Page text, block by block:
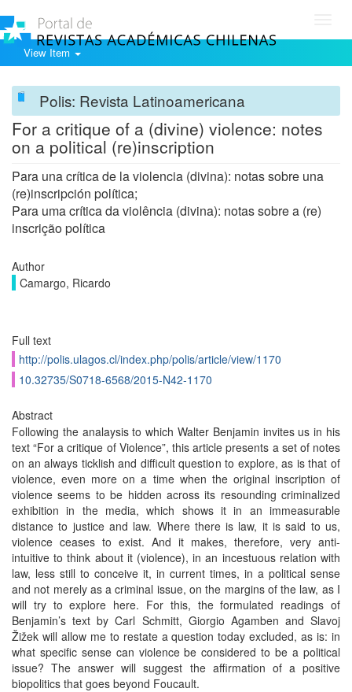
View Item
Polis: Revista Latinoamericana
For a critique of a (divine) violence: notes
on a political (re)inscription
Para una crítica de la violencia (divina): notas sobre una
(re)inscripción política;
Para uma crítica da violência (divina): notas sobre a (re)
inscrição política
Author
Camargo, Ricardo
Full text
http://polis.ulagos.cl/index.php/polis/article/view/1170
10.32735/S0718-6568/2015-N42-1170
Abstract
Following the analaysis to which Walter Benjamin invites us in his
text “For a critique of Violence”, this article presents a set of notes
on an always ticklish and difficult question to explore, as is that of
violence, even more on a time when the original inscription of
violence seems to be hidden across its resounding criminalized
exhibition in the media, which shows it in an immeasurable
distance to justice and law. Where there is law, it is said to us,
violence ceases to exist. And it makes, therefore, very anti-
intuitive to think about it (violence), in an incestuous relation with
law, less still to conceive it, in current times, in a political sense
and not merely as a criminal issue, on the margins of the law, as I
will try to explore here. For this, the formulated readings of
Benjamin’s text by Carl Schmitt, Giorgio Agamben and Slavoj
Žižek will allow me to restate a question today excluded, as is: in
what specific sense can violence be considered to be a political
issue? The answer will suggest the affirmation of a positive
biopolitics that goes beyond Foucault.